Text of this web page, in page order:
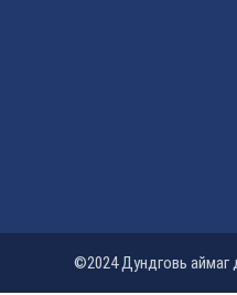
©2024 Дундговь аймаг